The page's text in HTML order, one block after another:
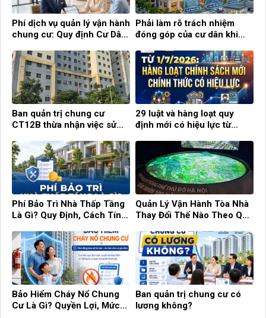
Phí dịch vụ quản lý vận hành
chung cư: Quy định Cư Dân
Phải làm rõ trách nhiệm
đóng góp của cư dân khi
Ban quản trị chung cư
CT12B thừa nhận việc sử
29 luật và hàng loạt quy
định mới có hiệu lực từ
Phí Bảo Trì Nhà Thấp Tầng
Là Gì? Quy Định, Cách Tính
Quản Lý Vận Hành Tòa Nhà
Thay Đổi Thế Nào Theo Quy
Bảo Hiểm Cháy Nổ Chung
Cư Là Gì? Quyền Lợi, Mức
Ban quản trị chung cư có
lương không?